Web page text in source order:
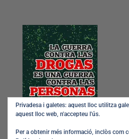
Privadesa i galetes: aquest lloc utilitza
aquest lloc web, n'accepteu l'ús.
Per a obtenir més informació, inclòs com